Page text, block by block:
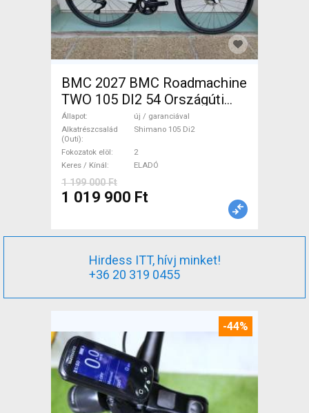
BMC 2027 BMC Roadmachine
TWO 105 DI2 54 Országúti
Shimano 105 Di2 tárcsafék új
/ garanciával ELADÓ
Állapot
új / garanciával
Alkatrészcsalád
(Outi)
Shimano 105 Di2
Fokozatok elöl
2
Keres / Kínál
ELADÓ
1 199 000 Ft
1 019 900 Ft
Hirdess ITT, hívj minket!
+36 20 319 0455
-44%